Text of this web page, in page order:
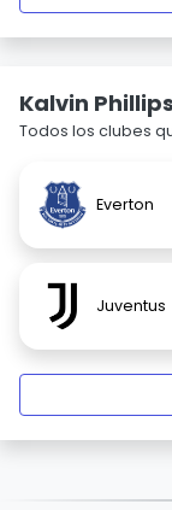
Kalvin Phillips
Todos los clubes
Everton
Juventus